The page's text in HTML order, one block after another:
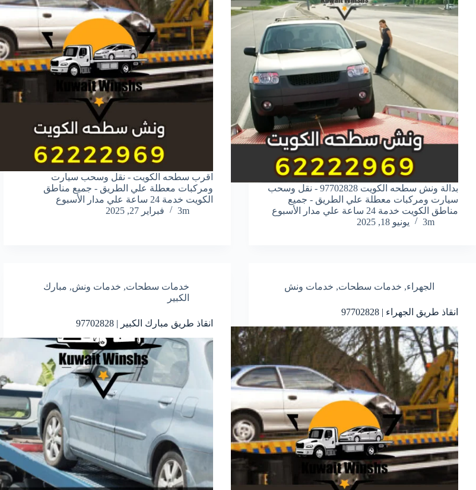
بدالة ونش سطحه الكويت 97702828 - نقل وسحب
سيارت ومركبات معطلة علي الطريق - جميع
مناطق الكويت خدمة 24 ساعة علي مدار الأسبوع
3m
يونيو 18, 2025
اقرب سطحه الكويت - نقل وسحب سيارت
ومركبات معطلة علي الطريق - جميع مناطق
الكويت خدمة 24 ساعة علي مدار الأسبوع
3m
فبراير 27, 2025
الجهراء, خدمات سطحات, خدمات ونش
انقاذ طريق الجهراء | 97702828
خدمات سطحات, خدمات ونش, مبارك
الكبير
انقاذ طريق مبارك الكبير | 97702828